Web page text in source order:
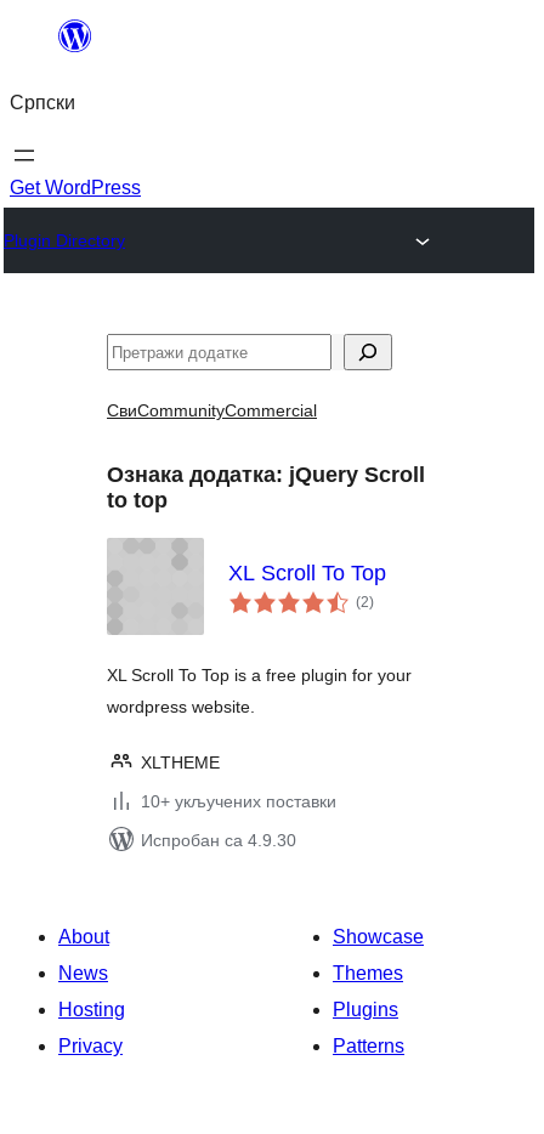
Скочи
садржај
Српски
Get WordPress
Plugin Directory
Претрага
СвиCommunityCommercial
Ознака додатка: jQuery Scroll
to top
XL Scroll To Top
(2укупних
оцена
)
XL Scroll To Top is a free plugin for your
wordpress website.
XLTHEME
10+ укључених поставки
Испробан са 4.9.30
About
News
Hosting
Privacy
Showcase
Themes
Plugins
Patterns